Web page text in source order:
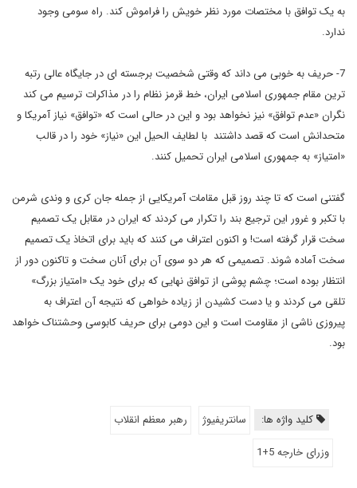
به یک توافق با مختصات مورد نظر خویش را فراموش کند. راه سومی وجود
ندارد.
7- حریف به خوبی می داند که وقتی شخصیت برجسته ای در جایگاه عالی رتبه
ترین مقام جمهوری اسلامی ایران، خط قرمز نظام را در مذاکرات ترسیم می کند
نگران «عدم توافق» نیز نخواهد بود و این در حالی است که «توافق» نیاز آمریکا و
متحدانش است که قصد داشتند با لطایف الحیل این «نیاز» خود را در قالب
«امتیاز» به جمهوری اسلامی ایران تحمیل کنند.
گفتنی است که تا چند روز قبل مقامات آمریکایی از جمله جان کری و وندی شرمن
با تکبر و غرور این ترجیع بند را تکرار می کردند که ایران در مقابل یک تصمیم
سخت قرار گرفته است! و اکنون اعتراف می کنند که باید برای اتخاذ یک تصمیم
سخت آماده شوند. تصمیمی که هر دو سوی آن برای آنان سخت و تاکنون دور از
انتظار بوده است؛ چشم پوشی از توافق نهایی که برای خود یک «امتیاز بزرگ»
تلقی می کردند و یا دست کشیدن از زیاده خواهی که نتیجه آن اعتراف به
پیروزی ناشی از مقاومت است و این دومی برای حریف کابوسی وحشتناک خواهد
بود.
کلید واژه ها: سانتریفیوژ
رهبر معظم انقلاب
وزرای خارجه 5+1